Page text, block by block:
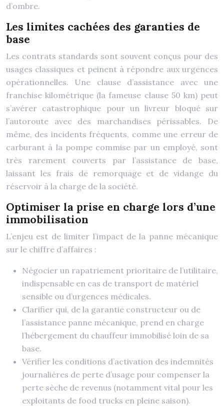
d’ombre.
Les limites cachées des garanties de
base
Les contrats standards sont souvent conçus pour des
usages classiques et peinent à répondre aux urgences
opérationnelles. Une clause d’assistance avec une
franchise kilométrique (la fameuse clause 50 km) peut
s’avérer catastrophique pour un livreur bloqué sur
l’autoroute avec des marchandises périssables. De
même, des incidents fréquents, comme une erreur de
carburant à la pompe commise par un employé, sont
très rarement couverts par l’assistance de base,
laissant les frais de remorquage et de vidange du
réservoir à la charge de la société.
Optimiser la prise en charge lors d’une
immobilisation
L’enjeu est de limiter l’impact de la panne mécanique
sur le chiffre d’affaires :
Négocier un rapatriement prioritaire de l’utilitaire,
indispensable en cas de transport de matériel
sensible ou d’urgences médicales.
Clarifier qui, de la garantie constructeur ou de
l’assistance panne mécanique, prend en charge
l’hébergement du chauffeur immobilisé loin de sa
base.
Vérifier les conditions d’activation des indemnités
journalières de perte d’usage pour compenser la
perte sèche de revenus (notamment vital pour les
exploitants de food trucks en pleine saison).